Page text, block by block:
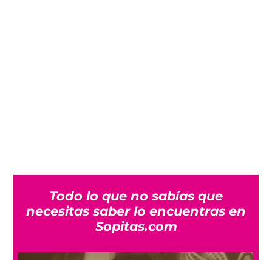
Todo lo que no sabías que
necesitas saber lo encuentras en
Sopitas.com